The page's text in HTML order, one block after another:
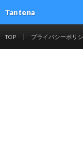
Tantena
TOP プライバシーポリ